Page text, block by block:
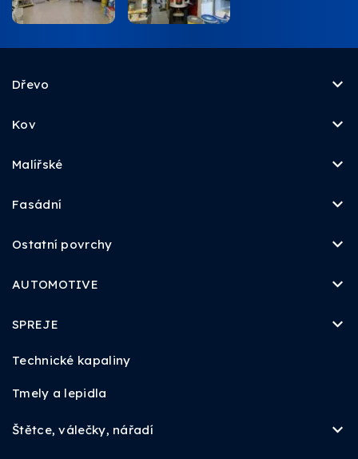
Dřevo
Kov
Malířské
Fasádní
Ostatní povrchy
AUTOMOTIVE
SPREJE
Technické kapaliny
Tmely a lepidla
Štětce, válečky, nářadí